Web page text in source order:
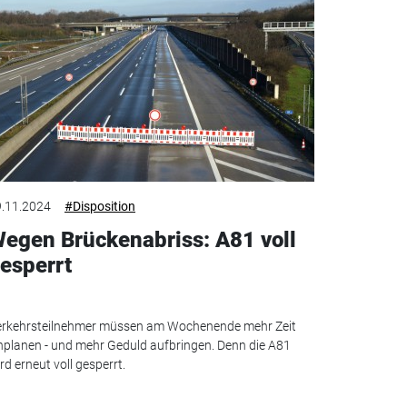
#Disposition
Brückenabriss: A81 voll
müssen am Wochenende mehr Zeit
- und mehr Geduld aufbringen. Denn die A81
erneut voll gesperrt.